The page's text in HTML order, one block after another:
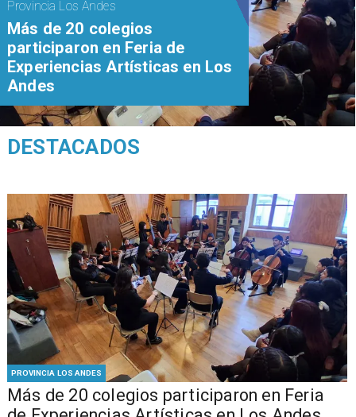
PROVINCIA LOS ANDES
Más de 20 colegios participaron en Feria
Provincia Los Andes
Más de 20 colegios
participaron en Feria de
Experiencias Artísticas en Los
Andes
DESTACADOS